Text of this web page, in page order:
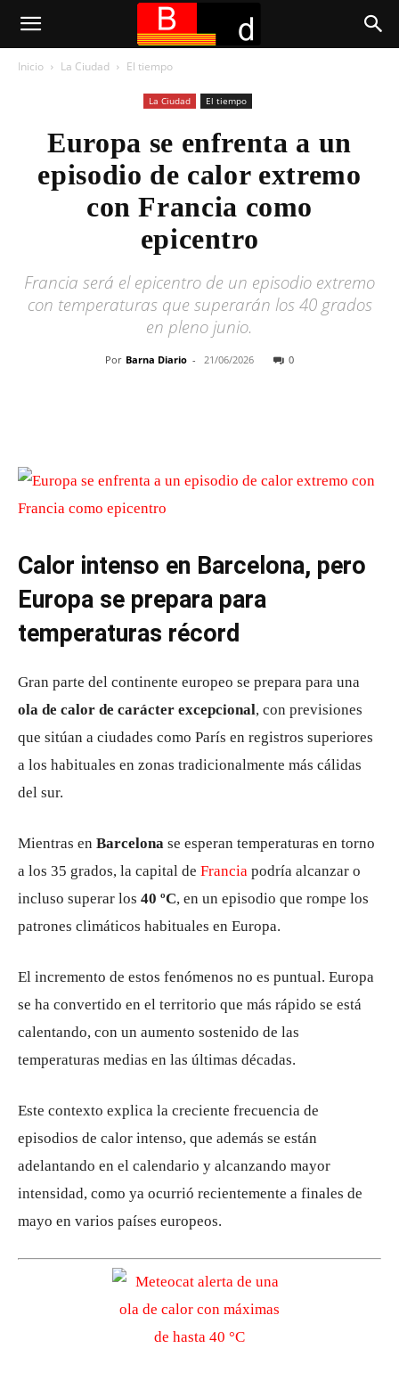
Inicio La Ciudad El tiempo
La Ciudad El tiempo
Europa se enfrenta a un
episodio de calor extremo
con Francia como
epicentro
Francia será el epicentro de un episodio extremo
con temperaturas que superarán los 40 grados
en pleno junio.
Por Barna Diario - 21/06/2026 0
Calor intenso en Barcelona, pero
Europa se prepara para
temperaturas récord
Gran parte del continente europeo se prepara para una
ola de calor de carácter excepcional, con previsiones
que sitúan a ciudades como París en registros superiores
a los habituales en zonas tradicionalmente más cálidas
del sur.
Mientras en Barcelona se esperan temperaturas en torno
a los 35 grados, la capital de Francia podría alcanzar o
incluso superar los 40 ºC, en un episodio que rompe los
patrones climáticos habituales en Europa.
El incremento de estos fenómenos no es puntual. Europa
se ha convertido en el territorio que más rápido se está
calentando, con un aumento sostenido de las
temperaturas medias en las últimas décadas.
Este contexto explica la creciente frecuencia de
episodios de calor intenso, que además se están
adelantando en el calendario y alcanzando mayor
intensidad, como ya ocurrió recientemente a finales de
mayo en varios países europeos.